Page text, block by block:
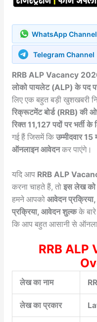
WhatsApp Channel
Telegram Channel
RRB ALP Vacancy
लोको पायलेट (ALP) के पद
लिए एक बहुत बड़ी खुशखबरी
रिक्रूटमेंट बोर्ड (RRB) की
रिक्त 11,127 पदों पर भर्ती
गई हैं जिसमें कि उम्मीदवार
ऑनलाइन आवेदनकर पाएंगे।
यदि आप RRB ALP
करना चाहते हैं, तो इस लेख
हमने आपको आवेदन
प्रक्रिया, आवेदन शुल्कके बारे
कि आप बहुत आसानी से
RRB ALP
लेख का नाम
लेख का प्रकार